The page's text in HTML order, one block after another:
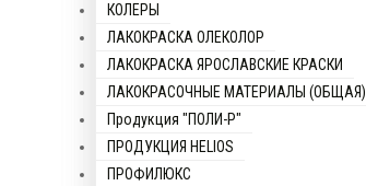
КОЛЕРЫ
ЛАКОКРАСКА ОЛЕКОЛОР
ЛАКОКРАСКА ЯРОСЛАВСКИЕ КРАСКИ
ЛАКОКРАСОЧНЫЕ МАТЕРИАЛЫ (ОБЩАЯ)
Продукция "ПОЛИ-Р"
ПРОДУКЦИЯ HELIOS
ПРОФИЛЮКС